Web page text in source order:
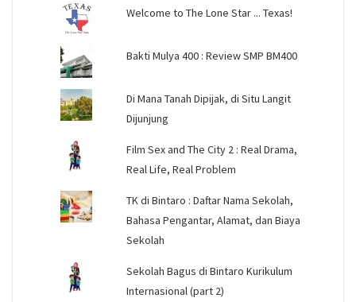
Welcome to The Lone Star ... Texas!
Bakti Mulya 400 : Review SMP BM400
Di Mana Tanah Dipijak, di Situ Langit
Dijunjung
Film Sex and The City 2 : Real Drama,
Real Life, Real Problem
TK di Bintaro : Daftar Nama Sekolah,
Bahasa Pengantar, Alamat, dan Biaya
Sekolah
Sekolah Bagus di Bintaro Kurikulum
Internasional (part 2)